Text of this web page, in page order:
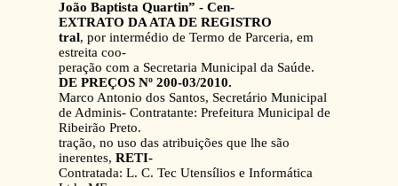
João Baptista Quartin” - Cen-
EXTRATO DA ATA DE REGISTRO
tral, por intermédio de Termo de Parceria, em
estreita coo-
peração com a Secretaria Municipal da Saúde.
DE PREÇOS Nº 200-03/2010.
Marco Antonio dos Santos, Secretário Municipal
de Adminis- Contratante: Prefeitura Municipal de
Ribeirão Preto.
tração, no uso das atribuições que lhe são
inerentes, RETI-
Contratada: L. C. Tec Utensílios e Informática